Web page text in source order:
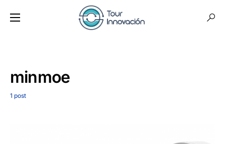
minmoe
1 post